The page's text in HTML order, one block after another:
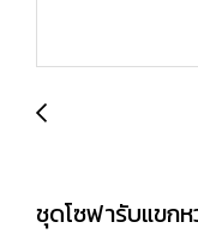
ชุดโซฟารับแขกห